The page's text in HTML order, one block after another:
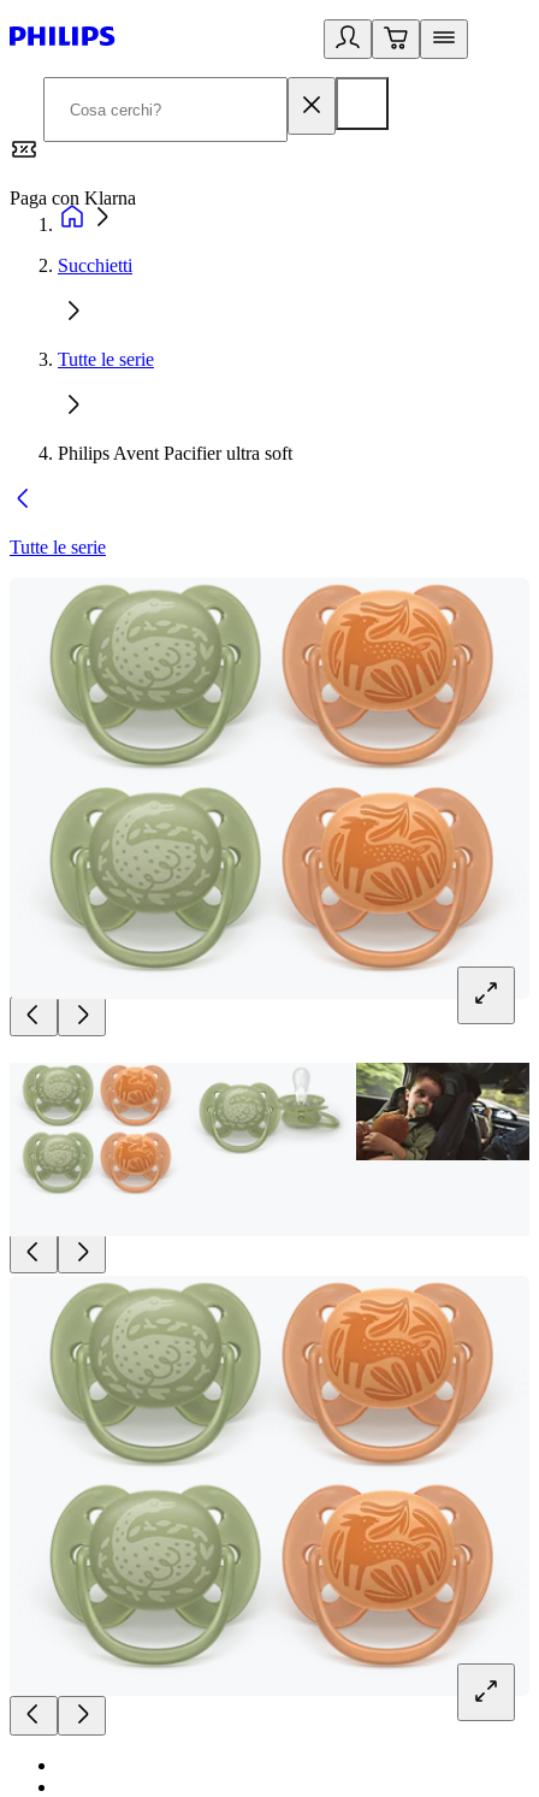
Paga con Klarna
Succhietti
Tutte le serie
Philips Avent Pacifier ultra soft
Tutte le serie